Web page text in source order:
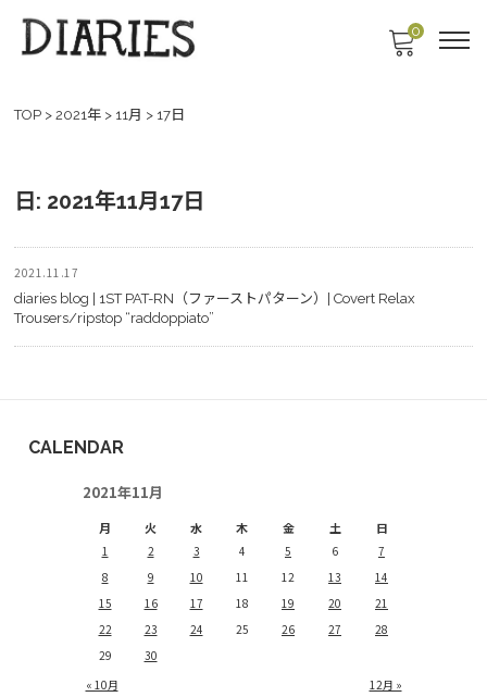
0
TOP > 2021年 > 11月 > 17日
日: 2021年11月17日
2021.11.17
diaries blog | 1ST PAT-RN（ファーストパターン）| Covert Relax
Trousers/ripstop “raddoppiato”
CALENDAR
2021年11月
月 火 水 木 金 土 日
« 10月 12月 »
1 2 3 4 5 6
7
8
9 10 11 12 13
14
15
16 17 18 19 20
21
22
23 24 25 26 27
28
29
30